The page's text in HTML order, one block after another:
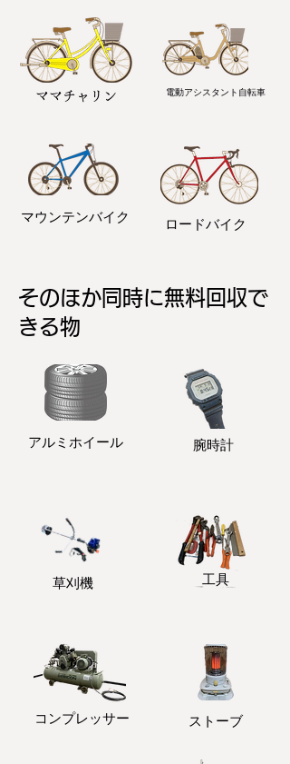
ママチャリン 電動アシスタント自転車
マウンテンバイク ロードバイク
そのほか同時に無料回収で
きる物
アルミホイール ​腕時計
​草刈機 ​工具
コンプレッサー ストーブ